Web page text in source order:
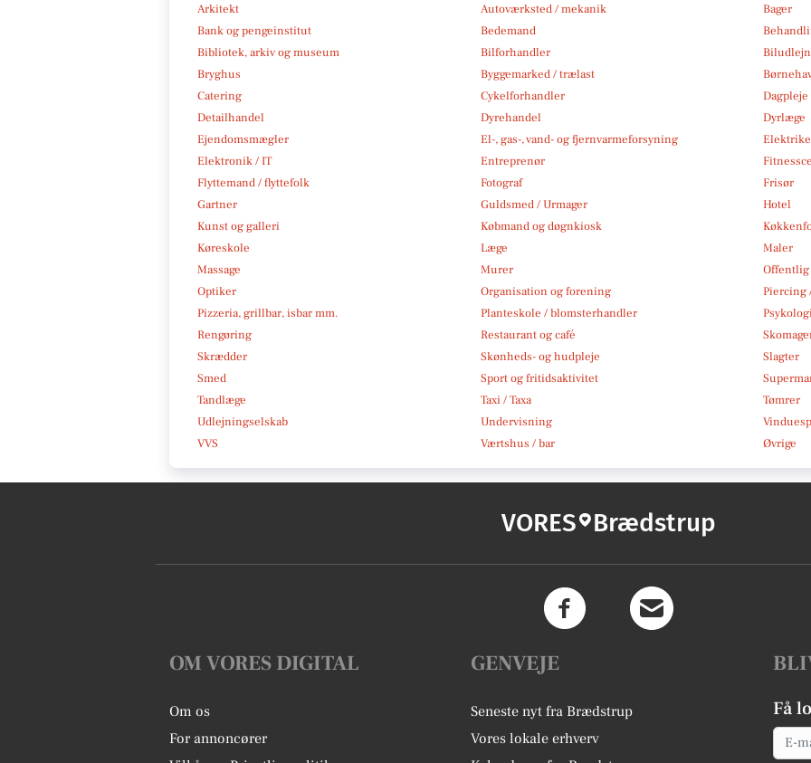
Arkitekt Autoværksted / mekanik
Bager
Bank og pengeinstitut
Bedemand
Bibliotek, arkiv og museum
Bilforhandler
Bryghus
Byggemarked / trælast
Catering
Cykelforhandler
Dagpleje
Detailhandel
Dyrehandel
Dyrlæge
Ejendomsmægler
El-, gas-, vand- og fjernvarmeforsyning
Elektronik / IT
Entreprenør
Flyttemand / flyttefolk
Fotograf
Frisør
Gartner
Guldsmed / Urmager
Hotel
Kunst og galleri
Købmand og døgnkiosk
Køreskole
Læge
Maler
Massage
Murer
Optiker
Organisation og forening
Piercing
Pizzeria, grillbar, isbar mm.
Planteskole / blomsterhandler
Rengøring
Restaurant og café
Skrædder
Skønheds- og hudpleje
Slagter
Smed
Sport og fritidsaktivitet
Tandlæge
Taxi / Taxa
Tømrer
Udlejningselskab
Undervisning
VVS
Værtshus / bar Øvrige
VORES Brædstrup
OM VORES DIGITAL
Om os
For annoncører
GENVEJE
Seneste nyt fra Brædstrup
Vores lokale erhverv
Få
Email